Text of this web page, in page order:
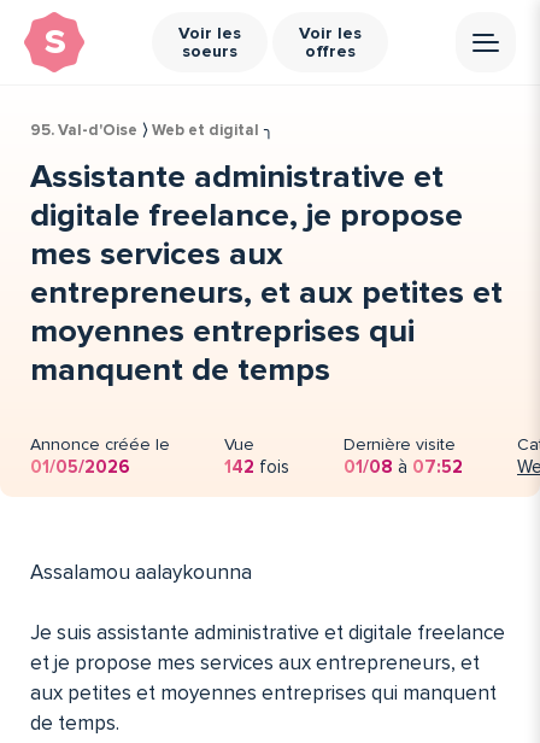
Voir les
soeurs
Voir les
offres
s
95. Val-d'Oise ⟩Web et digital ╮
Assistante administrative et
digitale freelance, je propose
mes services aux
entrepreneurs, et aux petites et
moyennes entreprises qui
manquent de temps
Annonce créée le
01/05/2026
Vue
142 fois
Dernière visite
01/08 à 07:52
Assalamou aalaykounna
Je suis assistante administrative et digitale freelance
et je propose mes services aux entrepreneurs, et
aux petites et moyennes entreprises qui manquent
de temps.